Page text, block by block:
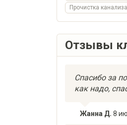
Прочистка
Отзывы
Спасибо за
как надо,
Жанна Д. 8